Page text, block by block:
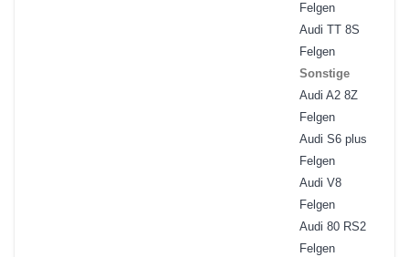
Felgen
Audi TT 8S
Felgen
Sonstige
Audi A2 8Z
Felgen
Audi S6 plus
Felgen
Audi V8
Felgen
Audi 80 RS2
Felgen